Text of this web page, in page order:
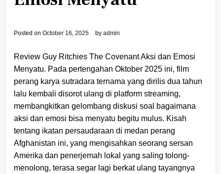
Posted on October 16, 2025 by admin
Review Guy Ritchies The Covenant Aksi dan Emosi
Menyatu. Pada pertengahan Oktober 2025 ini, film
perang karya sutradara ternama yang dirilis dua tahun
lalu kembali disorot ulang di platform streaming,
membangkitkan gelombang diskusi soal bagaimana
aksi dan emosi bisa menyatu begitu mulus. Kisah
tentang ikatan persaudaraan di medan perang
Afghanistan ini, yang mengisahkan seorang sersan
Amerika dan penerjemah lokal yang saling tolong-
menolong, terasa segar lagi berkat ulang tayangnya